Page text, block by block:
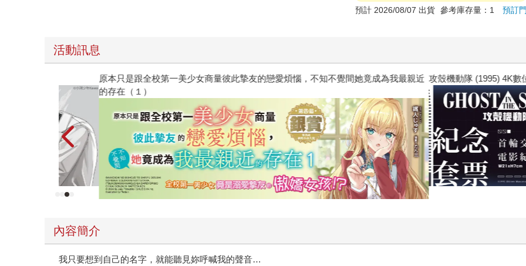
預計 2026/08/07 出貨 參考庫存量：1預訂
活動訊息
原本只是跟全校第一美少女商量彼此摯友的戀愛煩惱，不知不覺間她竟成為我最親近
的存在（１）
攻殼機動隊 (1995) 4K數位修復版
內容簡介
我只要想到自己的名字，就能聽見妳呼喊我的聲音…